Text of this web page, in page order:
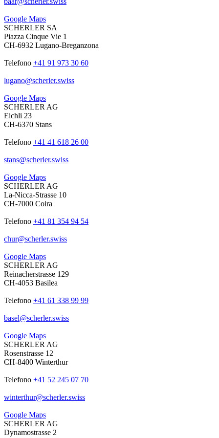
Google Maps
SCHERLER SA
Piazza Cinque Vie 1
CH-6932 Lugano-Breganzona
Telefono +41 91 973 30 60
lugano@scherler.swiss
Google Maps
SCHERLER AG
Eichli 23
CH-6370 Stans
Telefono +41 41 618 26 00
stans@scherler.swiss
Google Maps
SCHERLER AG
La-Nicca-Strasse 10
CH-7000 Coira
Telefono +41 81 354 94 54
chur@scherler.swiss
Google Maps
SCHERLER AG
Reinacherstrasse 129
CH-4053 Basilea
Telefono +41 61 338 99 99
basel@scherler.swiss
Google Maps
SCHERLER AG
Rosenstrasse 12
CH-8400 Winterthur
Telefono +41 52 245 07 70
winterthur@scherler.swiss
Google Maps
SCHERLER AG
Dynamostrasse 2